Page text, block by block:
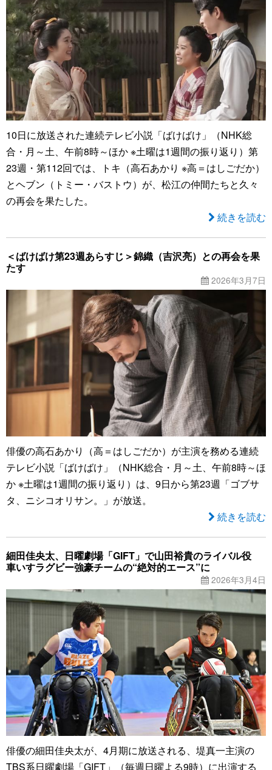
10日に放送された連続テレビ小説「ばけばけ」（NHK総
合・月～土、午前8時～ほか ※土曜は1週間の振り返り）第
23週・第112回では、トキ（高石あかり ※高＝はしごだか）
とヘブン（トミー・バストウ）が、松江の仲間たちと久々
の再会を果たした。
続きを読む
＜ばけばけ第23週あらすじ＞錦織（吉沢亮）との再会を果
たす
2026年3月7日
俳優の高石あかり（高＝はしごだか）が主演を務める連続
テレビ小説「ばけばけ」（NHK総合・月～土、午前8時～ほ
か ※土曜は1週間の振り返り）は、9日から第23週「ゴブサ
タ、ニシコオリサン。」が放送。
続きを読む
細田佳央太、日曜劇場「GIFT」で山田裕貴のライバル役
車いすラグビー強豪チームの“絶対的エース”に
2026年3月4日
俳優の細田佳央太が、4月期に放送される、堤真一主演の
TBS系日曜劇場「GIFT」（毎週日曜よる9時）に出演する